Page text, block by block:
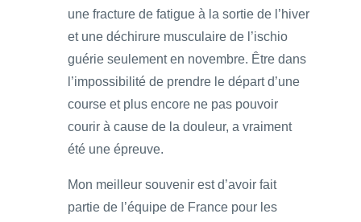
une fracture de fatigue à la sortie de l’hiver
et une déchirure musculaire de l’ischio
guérie seulement en novembre. Être dans
l’impossibilité de prendre le départ d’une
course et plus encore ne pas pouvoir
courir à cause de la douleur, a vraiment
été une épreuve.
Mon meilleur souvenir est d’avoir fait
partie de l’équipe de France pour les